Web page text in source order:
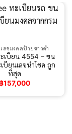
ลขมงคลป้ายขาวดำ
เบียน 4554 – ขน
บียนเลขนำโชค ถูก
ที่สุด
157,000